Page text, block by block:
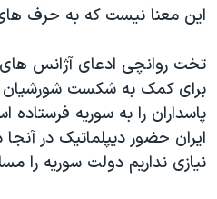
این معنا نیست که به حرف
تخت روانچی ادعای آژانس های
برای کمک به شکست شورشیان
پاسداران را به سوریه
ایران حضور دیپلماتیک در
نیازی نداریم دولت سوریه را